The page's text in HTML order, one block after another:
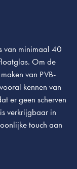
van minimaal 40
Om de
van PVB-
kennen van
er geen scherven
verkrijgbaar in
touch aan